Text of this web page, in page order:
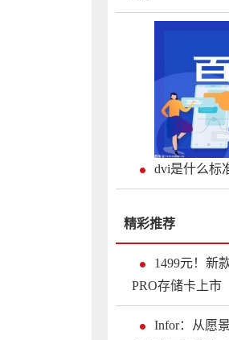
dvi是什么标
精彩推荐
1499元！新
PRO存储卡上市
Infor：从愿